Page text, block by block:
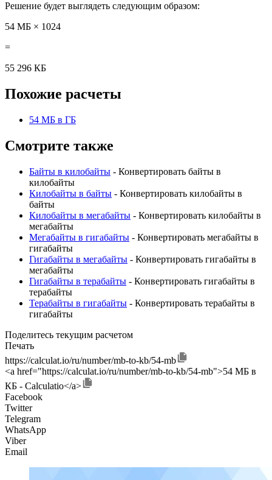
Решение будет выглядеть следующим образом:
54 МБ × 1024
=
55 296 КБ
Похожие расчеты
54 МБ в ГБ
Смотрите также
Байты в килобайты - Конвертировать байты в
килобайты
Килобайты в байты - Конвертировать килобайты в
байты
Килобайты в мегабайты - Конвертировать килобайты в
мегабайты
Мегабайты в гигабайты - Конвертировать мегабайты в
гигабайты
Гигабайты в мегабайты - Конвертировать гигабайты в
мегабайты
Гигабайты в терабайты - Конвертировать гигабайты в
терабайты
Терабайты в гигабайты - Конвертировать терабайты в
гигабайты
Поделитесь текущим расчетом
Печать
https://calculat.io/ru/number/mb-to-kb/54-mb
<a href="https://calculat.io/ru/number/mb-to-kb/54-mb">54 МБ в
КБ - Calculatio</a>
Facebook
Twitter
Telegram
WhatsApp
Viber
Email